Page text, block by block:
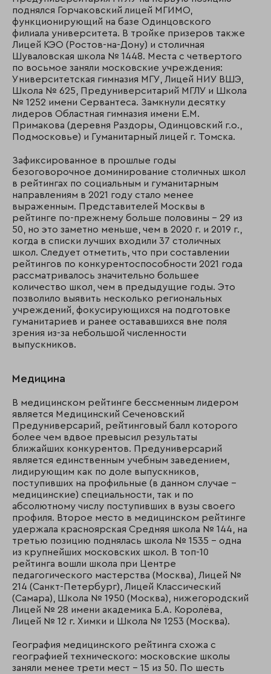
поднялся Горчаковский лицей МГИМО,
функционирующий на базе Одинцовского
филиала университета. В тройке призеров также
Лицей КЭО (Ростов-на-Дону) и столичная
Шуваловская школа № 1448. Места с четвертого
по восьмое заняли московские учреждения:
Университетская гимназия МГУ, Лицей НИУ ВШЭ,
Школа № 625, Предуниверситарий МГЛУ и Школа
№ 1252 имени Сервантеса. Замкнули десятку
лидеров Областная гимназия имени Е.М.
Примакова (деревня Раздоры, Одинцовский г.о.,
Подмосковье) и Гуманитарный лицей г. Томска.
Зафиксированное в прошлые годы
безоговорочное доминирование столичных школ
в рейтингах по социальным и гуманитарным
направлениям в 2021 году стало менее
выраженным. Представителей Москвы в
рейтинге по-прежнему больше половины – 29 из
50, но это заметно меньше, чем в 2020 г. и 2019 г.,
когда в списки лучших входили 37 столичных
школ. Следует отметить, что при составлении
рейтингов по конкурентоспособности 2021 года
рассматривалось значительно большее
количество школ, чем в предыдущие годы. Это
позволило выявить несколько региональных
учреждений, фокусирующихся на подготовке
гуманитариев и ранее остававшихся вне поля
зрения из-за небольшой численности
выпускников.
Медицина
В медицинском рейтинге бессменным лидером
является Медицинский Сеченовский
Предуниверсарий, рейтинговый балл которого
более чем вдвое превысил результаты
ближайших конкурентов. Предуниверсарий
является единственным учебным заведением,
лидирующим как по доле выпускников,
поступивших на профильные (в данном случае –
медицинские) специальности, так и по
абсолютному числу поступивших в вузы своего
профиля. Второе место в медицинском рейтинге
удержала красноярская Средняя школа № 144, на
третью позицию поднялась школа № 1535 – одна
из крупнейших московских школ. В топ-10
рейтинга вошли школа при Центре
педагогического мастерства (Москва), Лицей №
214 (Санкт-Петербург), Лицей Классический
(Самара), Школа № 1950 (Москва), нижегородский
Лицей № 28 имени академика Б.А. Королёва,
Лицей № 12 г. Химки и Школа № 1253 (Москва).
География медицинского рейтинга схожа с
географией технического: московские школы
заняли менее трети мест – 15 из 50. По шесть